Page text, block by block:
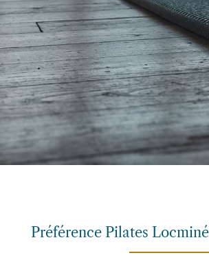
Préférence Pilates